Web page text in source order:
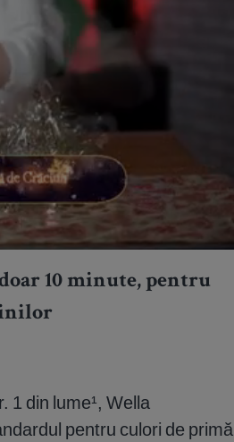
10 minute, pentru
1 din lume¹, Wella
pentru culori de primă